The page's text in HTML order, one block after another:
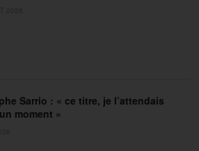
Sarrio : « ce titre, je l’attendais
moment »